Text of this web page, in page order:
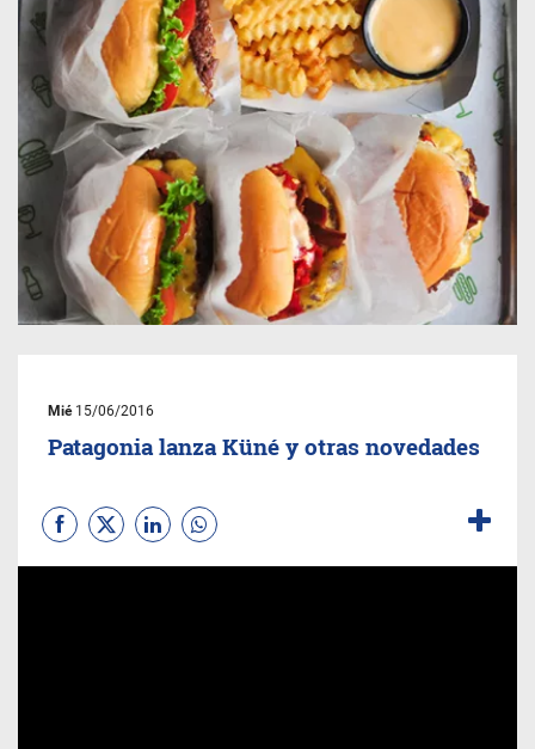
Mié15/06/2016
Patagonia lanza Küné y otras novedades